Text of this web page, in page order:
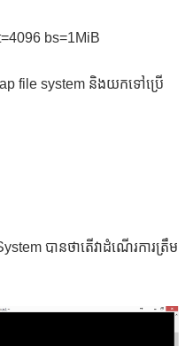
bs=1MiB
file system និងយកទៅប្រើ
បានថាតើវាដំណើរការត្រឹម